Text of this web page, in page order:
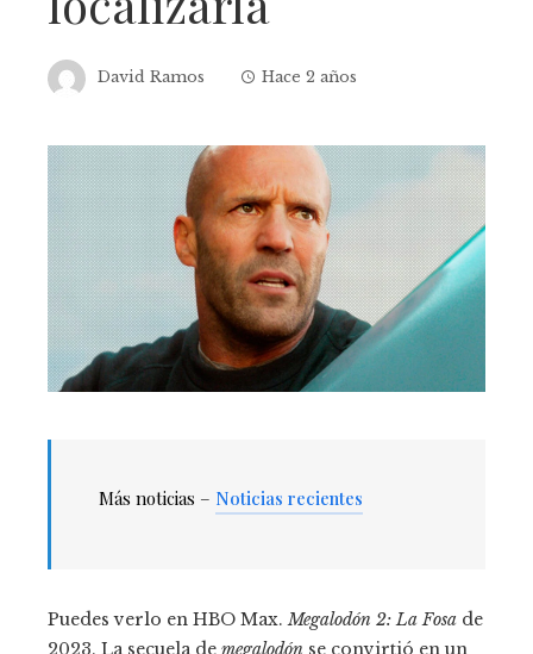
David Ramos Hace 2 años
Más noticias – Noticias recientes
Puedes verlo en HBO Max.Megalodón 2: La Fosa de
2023. La secuela de megalodón se convirtió en un